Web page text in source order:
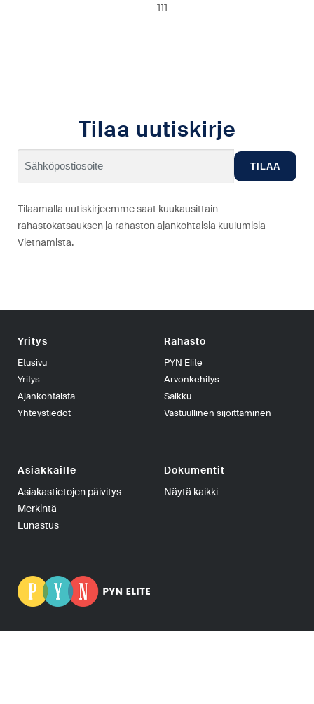
111
Tilaa uutiskirje
Tilaamalla uutiskirjeemme saat kuukausittain
rahastokatsauksen ja rahaston ajankohtaisia kuulumisia
Vietnamista.
Yritys
Etusivu
Yritys
Ajankohtaista
Yhteystiedot
Rahasto
PYN Elite
Arvonkehitys
Salkku
Vastuullinen sijoittaminen
Asiakkaille
Asiakastietojen päivitys
Merkintä
Lunastus
Dokumentit
Näytä kaikki